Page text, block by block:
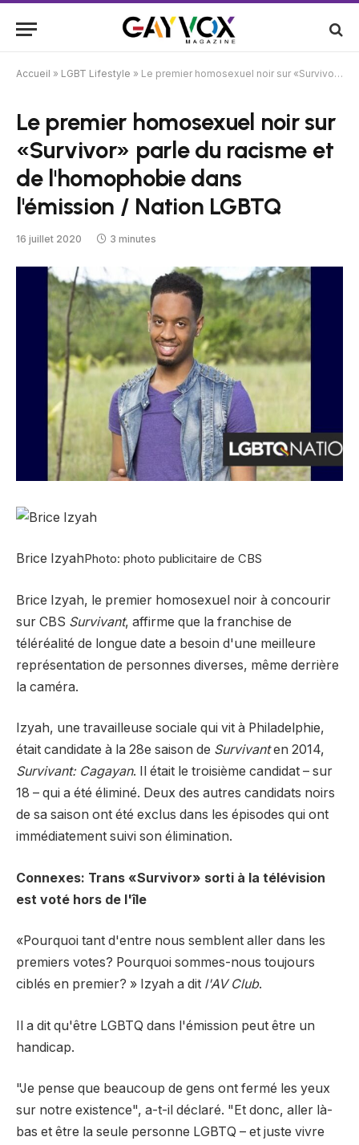
Accueil » LGBT Lifestyle » Le premier homosexuel noir sur «Survivor» parle du racisme et de l'homophobie dans l'émission / Nation LGBTQ
Le premier homosexuel noir sur
«Survivor» parle du racisme et
de l'homophobie dans
l'émission / Nation LGBTQ
16 juillet 2020 3 minutes
Brice IzyahPhoto: photo publicitaire de CBS
Brice Izyah, le premier homosexuel noir à concourir
sur CBS Survivant, affirme que la franchise de
téléréalité de longue date a besoin d'une meilleure
représentation de personnes diverses, même derrière
la caméra.
Izyah, une travailleuse sociale qui vit à Philadelphie,
était candidate à la 28e saison de Survivanten 2014,
Survivant: Cagayan. Il était le troisième candidat – sur
18 – qui a été éliminé. Deux des autres candidats noirs
de sa saison ont été exclus dans les épisodes qui ont
immédiatement suivi son élimination.
Connexes: Trans «Survivor» sorti à la télévision
est voté hors de l'île
«Pourquoi tant d'entre nous semblent aller dans les
premiers votes? Pourquoi sommes-nous toujours
ciblés en premier? » Izyah a dit l'AV Club.
Il a dit qu'être LGBTQ dans l'émission peut être un
handicap.
"Je pense que beaucoup de gens ont fermé les yeux
sur notre existence", a-t-il déclaré. "Et donc, aller là-
bas et être la seule personne LGBTQ – et juste vivre